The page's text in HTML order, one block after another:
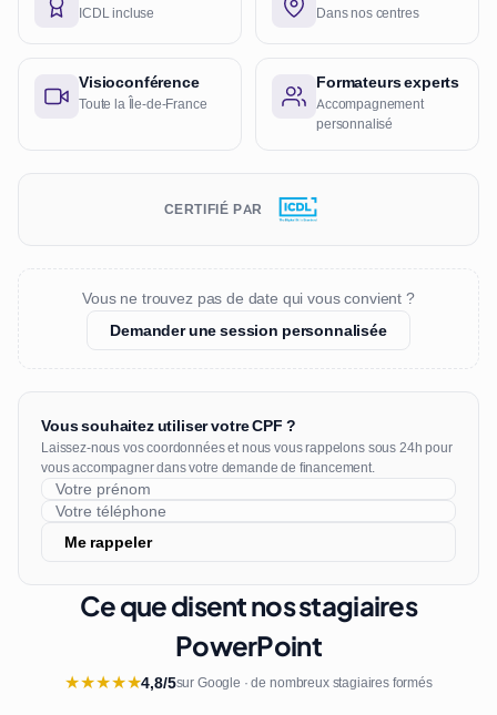
ICDL incluse Dans nos centres
Visioconférence
Toute la Île-de-France
Formateurs experts
Accompagnement
personnalisé
CERTIFIÉ PAR
Vous ne trouvez pas de date qui vous convient ?
Demander une session personnalisée
Vous souhaitez utiliser votre CPF ?
Laissez-nous vos coordonnées et nous vous rappelons sous 24h pour
vous accompagner dans votre demande de financement.
Me rappeler
Ce que disent nos stagiaires
PowerPoint
★★★★★4,8/5sur Google · de nombreux stagiaires formés